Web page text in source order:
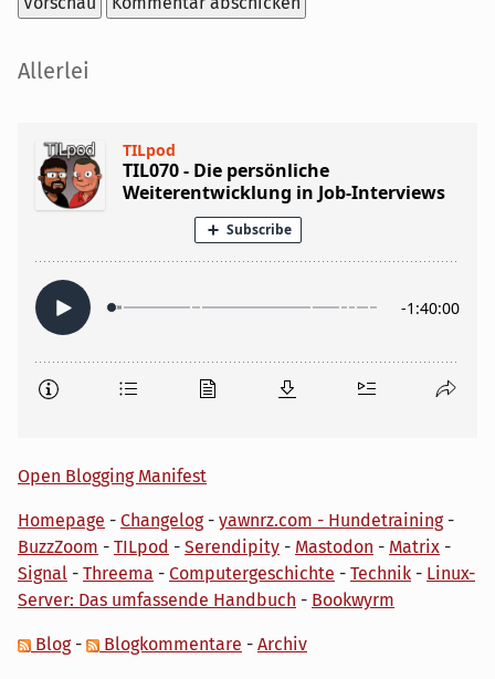
Seitenleiste
Allerlei
Open Blogging Manifest
Homepage - Changelog- yawnrz.com - Hundetraining-
BuzzZoom - TILpod - Serendipity - Mastodon - Matrix -
Signal - Threema - Computergeschichte - Technik - Linux-
Server: Das umfassende Handbuch - Bookwyrm
Blog- Blogkommentare - Archiv